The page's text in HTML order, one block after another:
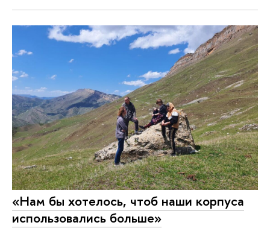
«Нам бы хотелось, чтоб наши корпуса
использовались больше»